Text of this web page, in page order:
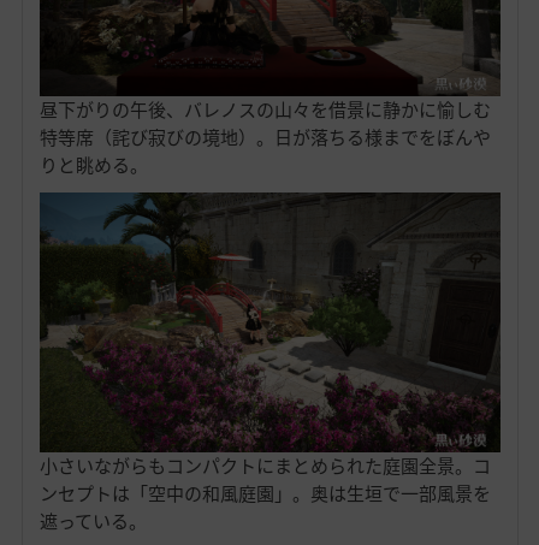
昼下がりの午後、バレノスの山々を借景に静かに愉しむ
特等席（詫び寂びの境地）。日が落ちる様までをぼんや
りと眺める。
小さいながらもコンパクトにまとめられた庭園全景。コ
ンセプトは「空中の和風庭園」。奥は生垣で一部風景を
遮っている。